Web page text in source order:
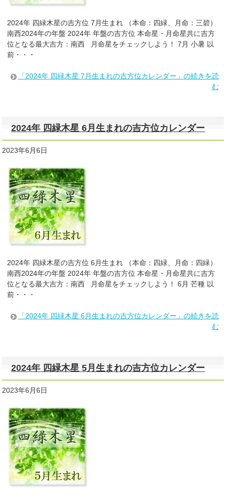
2024年 四緑木星の吉方位 7月生まれ （本命：四緑、月命：三碧）
南西2024年の年盤 2024年 年盤の吉方位 本命星・月命星共に吉方
位となる最大吉方：南西 月命星をチェックしよう！ 7月 小暑 以
前・・・
「2024年 四緑木星 7月生まれの吉方位カレンダー」の続きを読
む
2024年 四緑木星 6月生まれの吉方位カレンダー
2023年6月6日
2024年 四緑木星の吉方位 6月生まれ （本命：四緑、月命：四緑）
南西2024年の年盤 2024年 年盤の吉方位 本命星・月命星共に吉方
位となる最大吉方：南西 月命星をチェックしよう！ 6月 芒種 以
前・・・
「2024年 四緑木星 6月生まれの吉方位カレンダー」の続きを読
む
2024年 四緑木星 5月生まれの吉方位カレンダー
2023年6月6日